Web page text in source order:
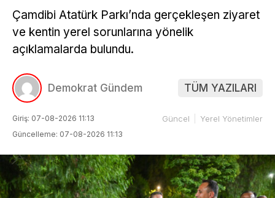
Çamdibi Atatürk Parkı’nda gerçekleşen ziyaret
ve kentin yerel sorunlarına yönelik
açıklamalarda bulundu.
Demokrat Gündem TÜM YAZILARI
Giriş: 07-08-2026 11:13
Güncelleme: 07-08-2026 11:13
Güncel Yerel Yönetimler